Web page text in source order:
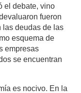
el debate, vino
fueron
las deudas de las
esquema de
empresas
se encuentran
es nocivo. En la